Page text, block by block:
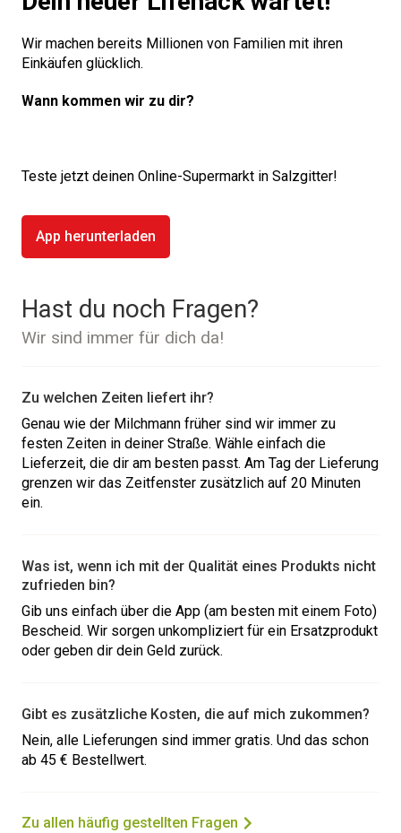
Wir machen bereits Millionen von Familien mit ihren
Einkäufen glücklich.
Wann kommen wir zu dir?
Teste jetzt deinen Online-Supermarkt in Salzgitter!
App herunterladen
Hast du noch Fragen?
Wir sind immer für dich da!
Zu welchen Zeiten liefert ihr?
Genau wie der Milchmann früher sind wir immer zu
festen Zeiten in deiner Straße. Wähle einfach die
Lieferzeit, die dir am besten passt. Am Tag der Lieferung
grenzen wir das Zeitfenster zusätzlich auf 20 Minuten
ein.
Was ist, wenn ich mit der Qualität eines Produkts nicht
zufrieden bin?
Gib uns einfach über die App (am besten mit einem Foto)
Bescheid. Wir sorgen unkompliziert für ein Ersatzprodukt
oder geben dir dein Geld zurück.
Gibt es zusätzliche Kosten, die auf mich zukommen?
Nein, alle Lieferungen sind immer gratis. Und das schon
ab 45 € Bestellwert.
Zu allen häufig gestellten Fragen